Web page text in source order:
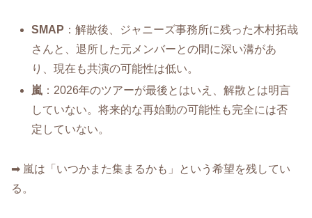
SMAP ：解散後、ジャニーズ事務所に残った木村拓哉
さんと、退所した元メンバーとの間に深い溝があ
り、現在も共演の可能性は低い。
嵐 ：2026年のツアーが最後とはいえ、解散とは明言
していない。将来的な再始動の可能性も完全には否
定していない。
➡ 嵐は「いつかまた集まるかも」という希望を残してい
る。